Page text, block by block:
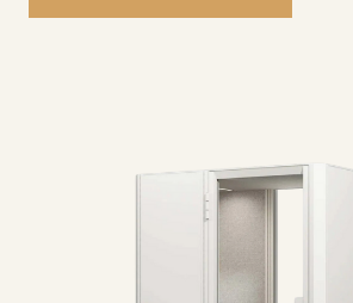
Téléchargez la fiche technique